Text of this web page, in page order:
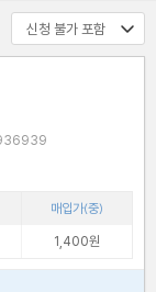
/ 1197936939
매입가(중)
1,400원